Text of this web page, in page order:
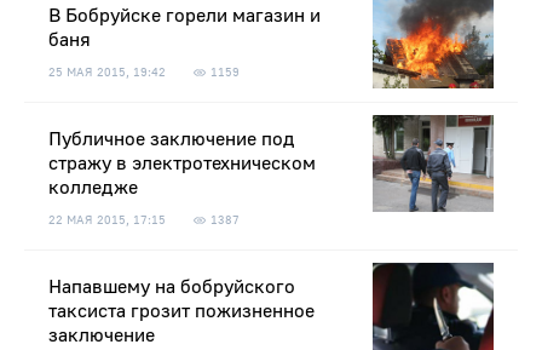
В Бобруйске горели магазин и
баня
25 МАЯ 2015, 19:42 1159
Публичное заключение под
стражу в электротехническом
колледже
22 МАЯ 2015, 17:15 1387
Напавшему на бобруйского
таксиста грозит пожизненное
заключение